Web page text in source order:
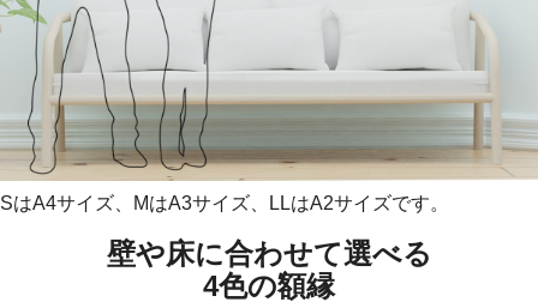
SはA4サイズ、MはA3サイズ、LLはA2サイズです。
壁や床に合わせて選べる
4色の額縁